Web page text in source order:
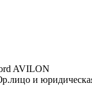
AVILON
и